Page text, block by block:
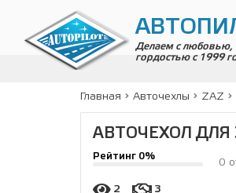
Делаем с любовью,
гордостью с 1999
Главная Авточехлы ZAZ
АВТОЧЕХОЛ ДЛЯ
Рейтинг 0%
0
2 3
Адрес:
Чагинская